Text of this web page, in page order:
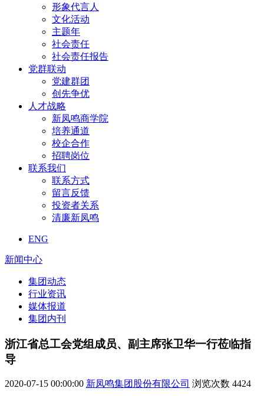
形象代言人
文化活动
主题年
社会责任
社会责任报告
党群联动
党建群团
创先争优
人才战略
新凤鸣商学院
培养通道
校企合作
招聘岗位
联系我们
联系方式
留言反馈
投资者关系
清廉新凤鸣
ENG
新闻中心
集团动态
行业资讯
媒体报道
集团内刊
浙江省总工会党组成员、副主席张卫华一行莅临指
导
2020-07-15 00:00:00 新凤鸣集团股份有限公司 浏览次数 4424